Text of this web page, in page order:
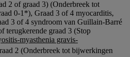
2 of graad 3) (Onderbreek tot
0-1*), Graad 3 of 4 myocarditis,
3 of 4 syndroom van Guillain-Barré
terugkerende graad 3 (Stop
myasthenia gravis-
2 (Onderbreek tot bijwerkingen